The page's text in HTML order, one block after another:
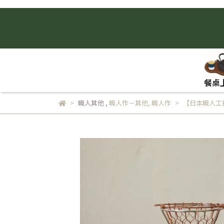
餐桌
職人其他, 職人作－其他, 職人作 【日本職人